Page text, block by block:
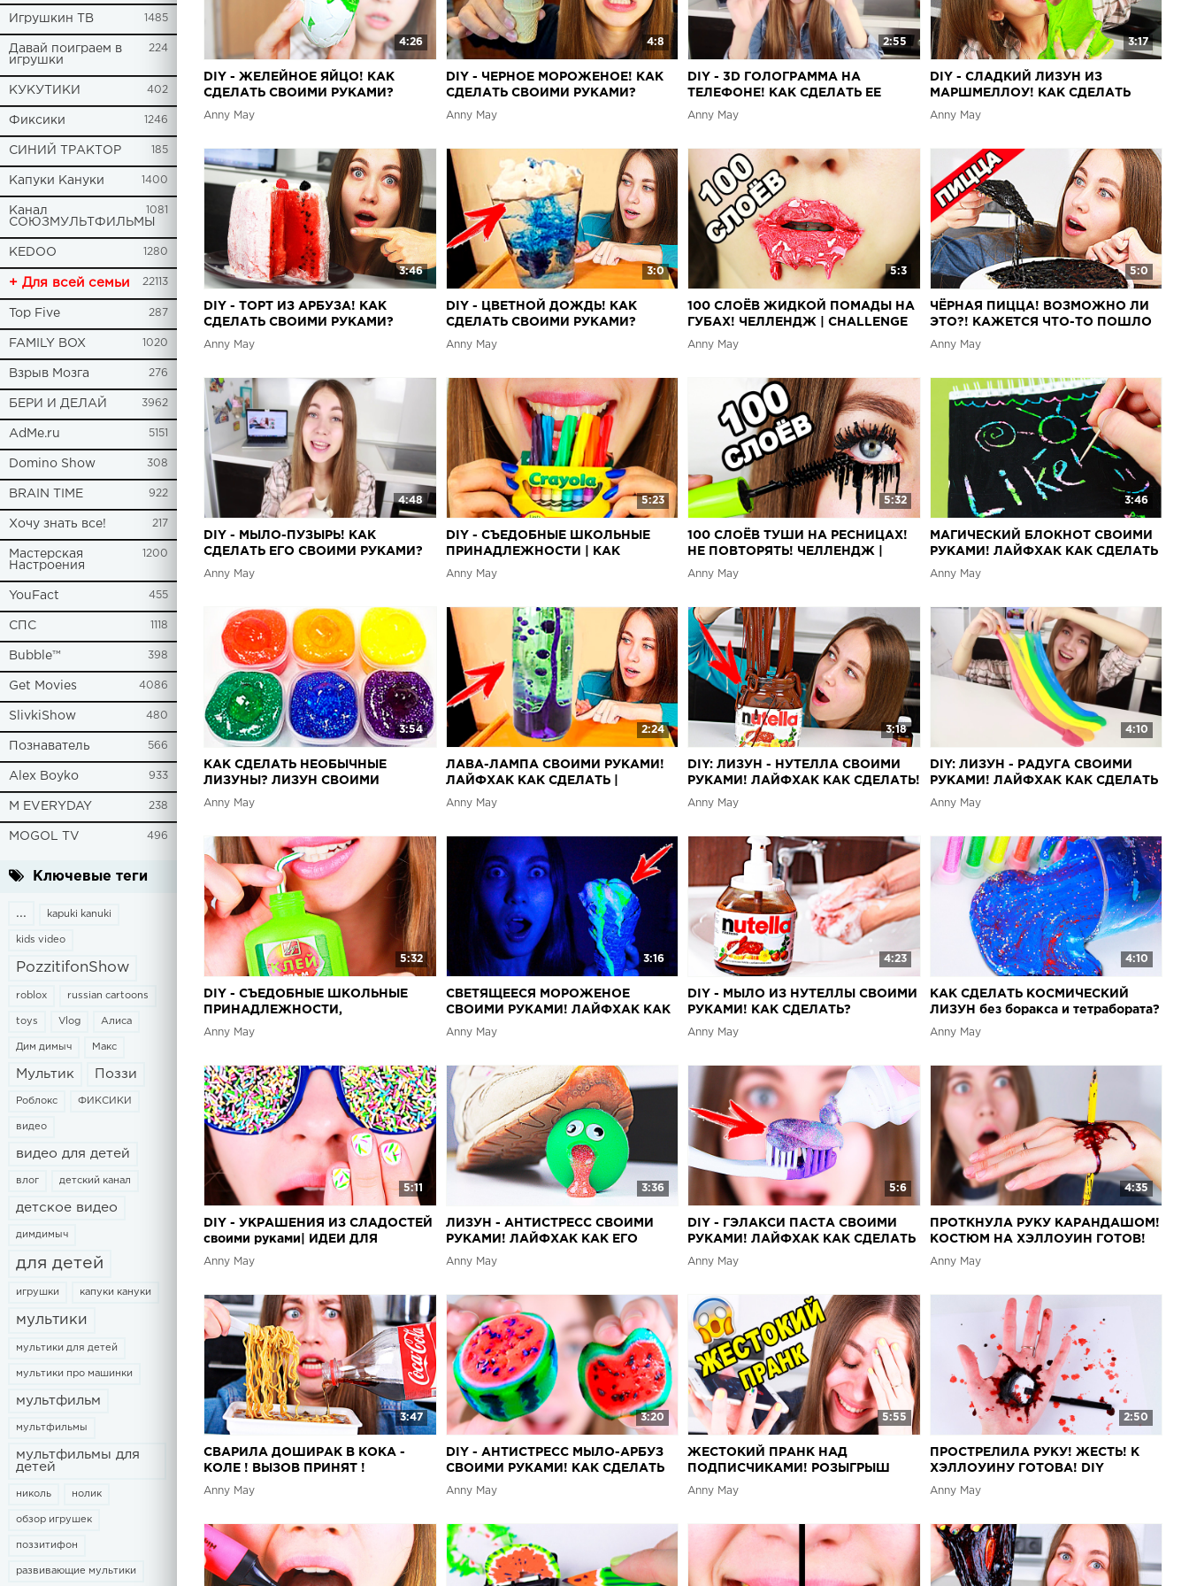
Игрушкин ТВ 1485
Давай поиграем в
игрушки
224
КУКУТИКИ 402
Фиксики 1246
СИНИЙ ТРАКТОР 185
Капуки Кануки 1400
Канал
СОЮЗМУЛЬТФИЛЬМЫ
1081
KEDOO 1280
+ Для всей семьи 22113
Top Five 287
FAMILY BOX 1020
Взрыв Мозга 276
БЕРИ И ДЕЛАЙ 3962
AdMe.ru 5151
Domino Show 308
BRAIN TIME 922
Хочу знать все! 217
Мастерская
Настроения
1200
YouFact 455
СПС 1118
Bubble™ 398
Get Movies 4086
SlivkiShow 480
Познаватель 566
Alex Boyko 933
M EVERYDAY 238
MOGOL TV 496
Ключевые теги
... kapuki kanuki
kids video
PozzitifonShow
roblox russian cartoons
toys Vlog Алиса
Дим димыч Макс
Мультик Поззи
Роблокс ФИКСИКИ
видео
видео для детей
влог детский канал
детское видео
димдимыч
для детей
игрушки капуки кануки
мультики
мультики для детей
мультики про машинки
мультфильм
мультфильмы
мультфильмы для
детей
николь нолик
обзор игрушек
поззитифон
развивающие мультики
DIY Котейки и Уют Декор Комнаты =^.^=", Easy Life TV " DIY - СЛАДКИЙ
ЛИЗУН ИЗ МАРШМЕЛЛОУ! КАК СДЕЛАТЬ СВОИМИ РУКАМИ?",
4:26
DIY - ЖЕЛЕЙНОЕ ЯЙЦО! КАК
СДЕЛАТЬ СВОИМИ РУКАМИ?
Anny May
4:8
DIY - ЧЕРНОЕ МОРОЖЕНОЕ! КАК
СДЕЛАТЬ СВОИМИ РУКАМИ?
Anny May
2:55
DIY - 3D ГОЛОГРАММА НА
ТЕЛЕФОНЕ! КАК СДЕЛАТЬ ЕЕ
СВОИМИ РУКАМИ?
Anny May
3:17
DIY - СЛАДКИЙ ЛИЗУН ИЗ
МАРШМЕЛЛОУ! КАК СДЕЛАТЬ
СВОИМИ РУКАМИ?
Anny May
3:46
DIY - ТОРТ ИЗ АРБУЗА! КАК
СДЕЛАТЬ СВОИМИ РУКАМИ?
Anny May
3:0
DIY - ЦВЕТНОЙ ДОЖДЬ! КАК
СДЕЛАТЬ СВОИМИ РУКАМИ?
Anny May
5:3
100 СЛОЁВ ЖИДКОЙ ПОМАДЫ НА
ГУБАХ! ЧЕЛЛЕНДЖ | CHALLENGE
Anny May
5:0
ЧЁРНАЯ ПИЦЦА! ВОЗМОЖНО ЛИ
ЭТО?! КАЖЕТСЯ ЧТО-ТО ПОШЛО
НЕ ТАК...
Anny May
4:48
DIY - МЫЛО-ПУЗЫРЬ! КАК
СДЕЛАТЬ ЕГО СВОИМИ РУКАМИ?
Anny May
5:23
DIY - СЪЕДОБНЫЕ ШКОЛЬНЫЕ
ПРИНАДЛЕЖНОСТИ | КАК
СДЕЛАТЬ СВОИМИ РУКАМИ?
Anny May
5:32
100 СЛОЁВ ТУШИ НА РЕСНИЦАХ!
НЕ ПОВТОРЯТЬ! ЧЕЛЛЕНДЖ |
CHALLENGE
Anny May
3:46
МАГИЧЕСКИЙ БЛОКНОТ СВОИМИ
РУКАМИ! ЛАЙФХАК КАК СДЕЛАТЬ
ДОМА! ЭТО ЛУЧШЕ ЧЕМ ЛИЗУН!
Anny May
3:54
КАК СДЕЛАТЬ НЕОБЫЧНЫЕ
ЛИЗУНЫ? ЛИЗУН СВОИМИ
РУКАМИ!
Anny May
2:24
ЛАВА-ЛАМПА СВОИМИ РУКАМИ!
ЛАЙФХАК КАК СДЕЛАТЬ |
ПЕРЕЗАЛИВ
Anny May
3:18
DIY: ЛИЗУН - НУТЕЛЛА СВОИМИ
РУКАМИ! ЛАЙФХАК КАК СДЕЛАТЬ!
Anny May
4:10
DIY: ЛИЗУН - РАДУГА СВОИМИ
РУКАМИ! ЛАЙФХАК КАК СДЕЛАТЬ
Anny May
5:32
DIY - СЪЕДОБНЫЕ ШКОЛЬНЫЕ
ПРИНАДЛЕЖНОСТИ,
КАНЦЕЛЯРИЯ | КАК СДЕЛАТЬ
Anny May
3:16
СВЕТЯЩЕЕСЯ МОРОЖЕНОЕ
СВОИМИ РУКАМИ! ЛАЙФХАК КАК
СДЕЛАТЬ!
Anny May
4:23
DIY - МЫЛО ИЗ НУТЕЛЛЫ СВОИМИ
РУКАМИ! КАК СДЕЛАТЬ?
НУТЕЛЛОВОЕ МЫЛО vs
Anny May
4:10
КАК СДЕЛАТЬ КОСМИЧЕСКИЙ
ЛИЗУН без боракса и тетрабората?
ЧТО ЕСЛИ ЕГО СДЕЛАТЬ?!
Anny May
5:11
DIY - УКРАШЕНИЯ ИЗ СЛАДОСТЕЙ
своими руками| ИДЕИ ДЛЯ
ХЭЛЛОУИНА! МАРШМЕЛЛОУ В
Anny May
3:36
ЛИЗУН - АНТИСТРЕСС СВОИМИ
РУКАМИ! ЛАЙФХАК КАК ЕГО
СДЕЛАТЬ!
Anny May
5:6
DIY - ГЭЛАКСИ ПАСТА СВОИМИ
РУКАМИ! ЛАЙФХАК КАК СДЕЛАТЬ
СВОИМИ РУКАМИ!
Anny May
4:35
ПРОТКНУЛА РУКУ КАРАНДАШОМ!
КОСТЮМ НА ХЭЛЛОУИН ГОТОВ!
Anny May
3:47
СВАРИЛА ДОШИРАК В КОКА -
КОЛЕ ! ВЫЗОВ ПРИНЯТ !
Anny May
3:20
DIY - АНТИСТРЕСС МЫЛО-АРБУЗ
СВОИМИ РУКАМИ! КАК СДЕЛАТЬ
ЕГО ДОМА? ЭТО ОЧЕНЬ ПРОСТО!
Anny May
5:55
ЖЕСТОКИЙ ПРАНК НАД
ПОДПИСЧИКАМИ! РОЗЫГРЫШ
Anny May
2:50
ПРОСТРЕЛИЛА РУКУ! ЖЕСТЬ! К
ХЭЛЛОУИНУ ГОТОВА! DIY
Anny May